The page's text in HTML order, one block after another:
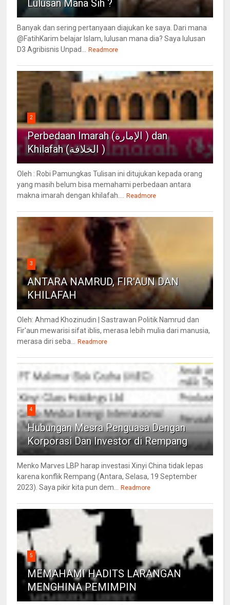
Lulusan Mana Sih ?
Banyak dan sering pertanyaan diajukan ke saya. Dari mana
@FatihKarim belajar Islam, lulusan mana dia? Saya lulusan
D3 Agribisnis Unpad... Readmore
2
Perbedaan Imarah (الإمارة ) dan
Khilafah (الخلافة )
Oleh : Robi Pamungkas Tulisan ini ditujukan kepada orang
yang masih belum bisa memahami perbedaan antara
makna imarah dengan khilafah.... Readmore
3
ANTARA NAMRUD, FIR'AUN DAN
KHILAFAH
Oleh: Ahmad Khozinudin | Sastrawan Politik Namrud dan
Fir'aun mewarisi sifat iblis, merasa lebih mulia dari manusia,
merasa diri seba... Readmore
4
Hubungan Mesra Penguasa Dengan
Korporasi Dan Investor di Rempang
Menko Marves LBP harap investasi Xinyi China tidak lepas
karena konflik Rempang (Antara, Selasa, 19 September
2023). Saya pikir kita pun dem... Readmore
5
MEMAHAMI HADITS LARANGAN
MENGHINA PEMIMPIN